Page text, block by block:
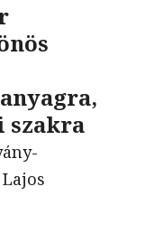
szakra